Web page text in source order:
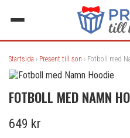
Startsida › Present till son › Fotboll med
FOTBOLL MED NAMN
649 kr